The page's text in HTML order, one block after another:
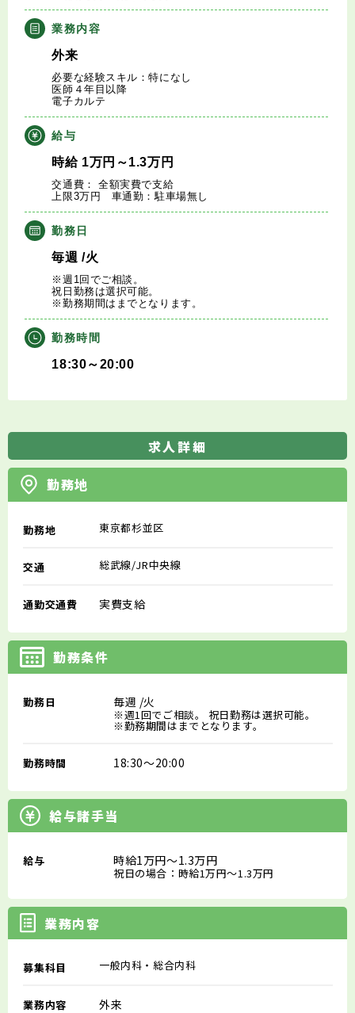
知りたい・聞きたい
転職成功事例
医師の転職マニュアル
データで見る医師の平均年収
医師に役立つ取材記事
大学医局紹介
業務内容
外来
必要な経験スキル：特になし
医師４年目以降
電子カルテ
給与
時給1万円 ～1.3万円
交通費： 全額実費で支給
上限3万円 車通勤：駐車場無し
勤務日
毎週 /火
※週1回でご相談。
祝日勤務は選択可能。
※勤務期間はまでとなります。
勤務時間
18:30～20:00
求人詳細
勤務地
勤務地 東京都杉並区
交通 総武線/JR中央線
通勤交通費 実費支給
勤務条件
勤務日 毎週 /火
※週1回でご相談。 祝日勤務は選択可能。
※勤務期間はまでとなります。
勤務時間 18:30～20:00
給与諸手当
給与 時給1万円～1.3万円
祝日の場合：時給1万円～1.3万円
業務内容
募集科目 一般内科・総合内科
業務内容 外来